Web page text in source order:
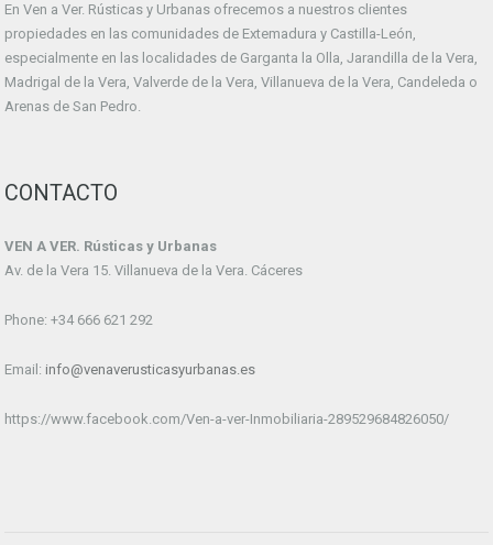
En Ven a Ver. Rústicas y Urbanas ofrecemos a nuestros clientes
propiedades en las comunidades de Extemadura y Castilla-León,
especialmente en las localidades de Garganta la Olla, Jarandilla de la Vera,
Madrigal de la Vera, Valverde de la Vera, Villanueva de la Vera, Candeleda o
Arenas de San Pedro.
CONTACTO
VEN A VER. Rústicas y Urbanas
Av. de la Vera 15. Villanueva de la Vera. Cáceres
Phone: +34 666 621 292
Email: info@venaverusticasyurbanas.es
https://www.facebook.com/Ven-a-ver-Inmobiliaria-289529684826050/